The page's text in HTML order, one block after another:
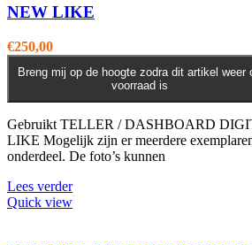
NEW LIKE
€250,00
Breng mij op de hoogte zodra dit artikel weer
voorraad is
Gebruikt TELLER / DASHBOARD
LIKE Mogelijk zijn er meerdere
onderdeel. De foto’s kunnen
Lees verder
Quick view